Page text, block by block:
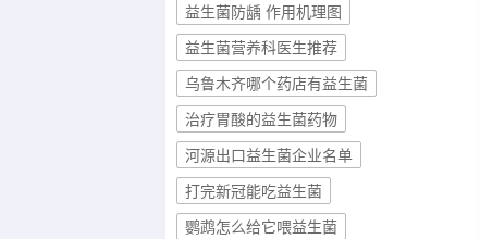
益生菌防龋 作用机理图
益生菌营养科医生推荐
乌鲁木齐哪个药店有益生菌
治疗胃酸的益生菌药物
河源出口益生菌企业名单
打完新冠能吃益生菌
鹦鹉怎么给它喂益生菌